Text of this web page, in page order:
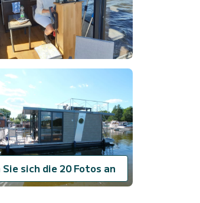
Sehen Sie sich die 20 Fotos an